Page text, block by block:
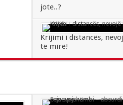
jote..?
Krijimi i distancës,
të mirë!